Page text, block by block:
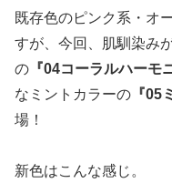
既存色のピンク系・オ
すが、今回、肌馴染み
の 『04コーラルハーモ
なミントカラーの 『05
場！
新色はこんな感じ。